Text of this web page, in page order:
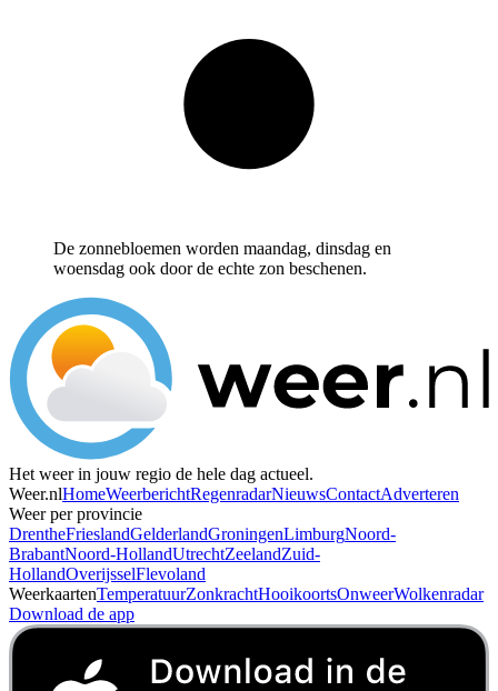
De zonnebloemen worden maandag, dinsdag en
woensdag ook door de echte zon beschenen.
Het weer in jouw regio de hele dag actueel.
Weer.nlHomeWeerberichtRegenradarNieuwsContactAdverteren
Weer per provincie
DrentheFrieslandGelderlandGroningenLimburgNoord-
BrabantNoord-HollandUtrechtZeelandZuid-
HollandOverijsselFlevoland
WeerkaartenTemperatuurZonkrachtHooikoortsOnweerWolkenradar
Download de app